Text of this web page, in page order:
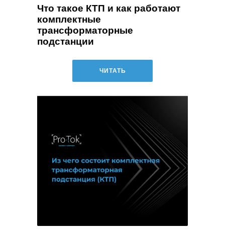
ЧИТАТЬ
Что такое КТП и как работают
комплектные
трансформаторные
подстанции